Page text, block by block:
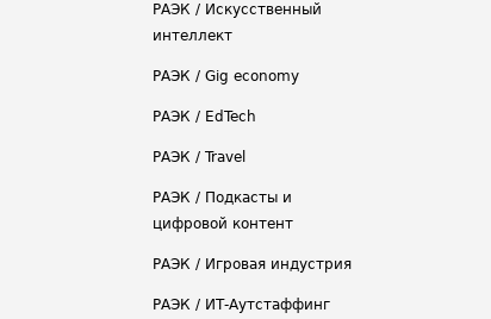
РАЭК / Искусственный
интеллект
РАЭК / Gig economy
РАЭК / EdTech
РАЭК / Travel
РАЭК / Подкасты и
цифровой контент
РАЭК / Игровая индустрия
РАЭК / ИТ-Аутстаффинг